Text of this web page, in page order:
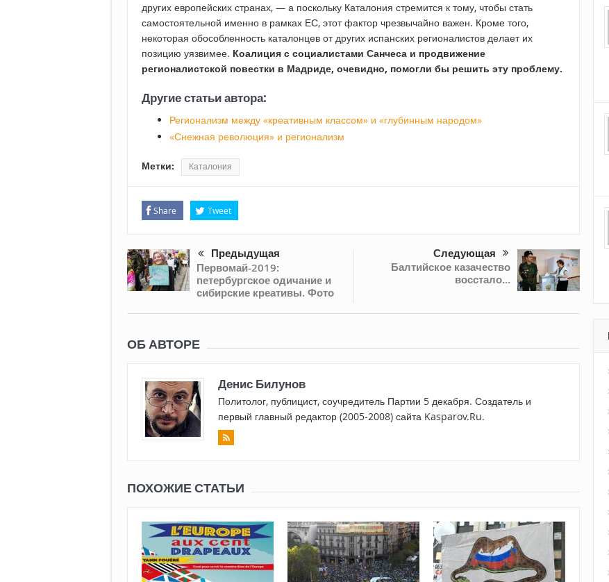
других европейских странах, — а поскольку Каталония стремится к тому, чтобы стать
самостоятельной именно в рамках ЕС, этот фактор чрезвычайно важен. Кроме того,
некоторая обособленность каталонцев от других испанских регионалистов делает их
позицию уязвимее. Коалиция с социалистами Санчеса и продвижение
регионалистской повестки в Мадриде, очевидно, помогли бы решить эту проблему.
Другие статьи автора:
Регионализм между «креативным классом» и «глубинным народом»
«Снежная революция» и регионализм
Метки: Каталония
Share Tweet
Предыдущая
Первомай-2019:
петербургское одичание и
сибирские креативы. Фото
Следующая
Балтийское казачество
восстало…
ОБ АВТОРЕ
Денис Билунов
Политолог, публицист, соучредитель Партии 5 декабря. Создатель и
первый главный редактор (2005-2008) сайта Kasparov.Ru.
ПОХОЖИЕ СТАТЬИ